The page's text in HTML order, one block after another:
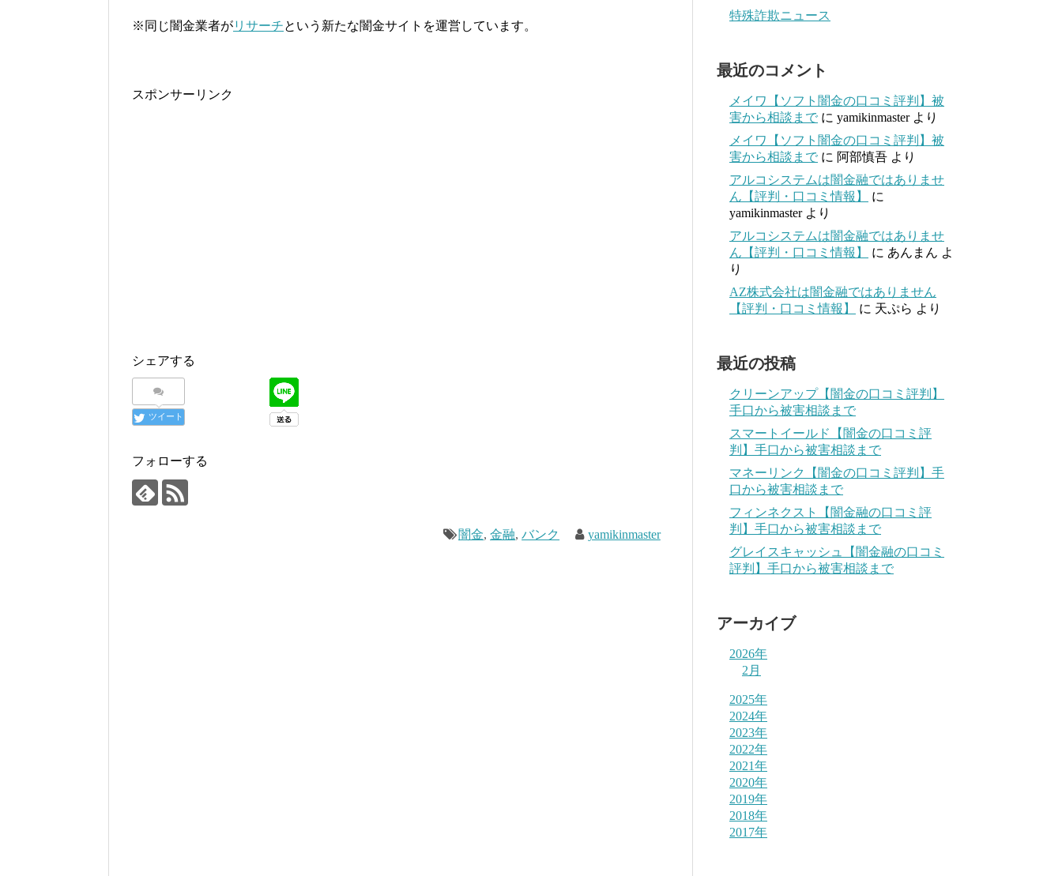
※同じ闇金業者がリサーチという新たな闇金サイトを運営しています。
スポンサーリンク
シェアする
ツイート
フォローする
闇金,金融,バンク yamikinmaster
特殊詐欺ニュース
最近のコメント
メイワ【ソフト闇金の口コミ評判】被
害から相談まで に yamikinmasterより
メイワ【ソフト闇金の口コミ評判】被
害から相談まで に 阿部慎吾 より
アルコシステムは闇金融ではありませ
ん【評判・口コミ情報】
に
yamikinmasterより
アルコシステムは闇金融ではありませ
ん【評判・口コミ情報】
に あんまん よ
り
AZ株式会社は闇金融ではありません
【評判・口コミ情報】
に 天ぷら より
最近の投稿
クリーンアップ【闇金の口コミ評判】
手口から被害相談まで
スマートイールド【闇金の口コミ評
判】手口から被害相談まで
マネーリンク【闇金の口コミ評判】手
口から被害相談まで
フィンネクスト【闇金融の口コミ評
判】手口から被害相談まで
グレイスキャッシュ【闇金融の口コミ
評判】手口から被害相談まで
アーカイブ
2026年
2月
2025年
2024年
2023年
2022年
2021年
2020年
2019年
2018年
2017年